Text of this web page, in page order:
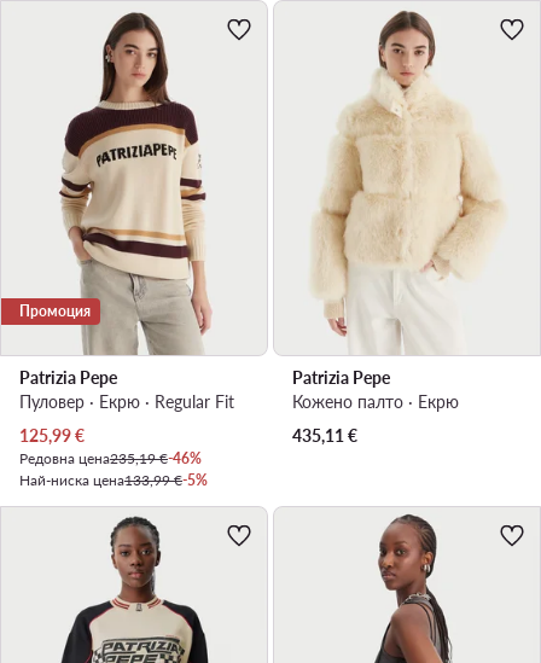
Промоция
Patrizia Pepe
Пуловер · Екрю · Regular Fit
Актуална цена
125,99€
Редовна цена235,19 €-46%
Най-ниска цена133,99 €-5%
Patrizia Pepe
Кожено палто · Екрю
435,11€